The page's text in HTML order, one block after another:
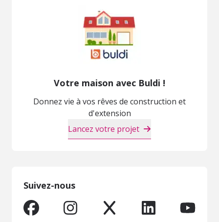
Votre maison avec Buldi !
Donnez vie à vos rêves de construction et
d'extension
Lancez votre projet
Suivez-nous